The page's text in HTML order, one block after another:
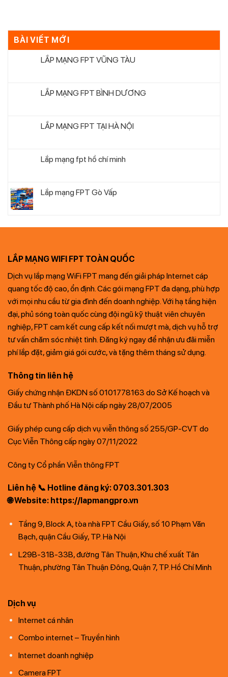
BÀI VIẾT MỚI
LẮP MẠNG FPT VŨNG TÀU
LẮP MẠNG FPT BÌNH DƯƠNG
LẮP MẠNG FPT TẠI HÀ NỘI
Lắp mạng fpt hồ chí minh
Lắp mạng FPT Gò Vấp
LẮP MẠNG WIFI FPT TOÀN QUỐC
Dịch vụ lắp mạng WiFi FPT mang đến giải pháp Internet cáp
quang tốc độ cao, ổn định. Các gói mạng FPT đa dạng, phù hợp
với mọi nhu cầu từ gia đình đến doanh nghiệp. Với hạ tầng hiện
đại, phủ sóng toàn quốc cùng đội ngũ kỹ thuật viên chuyên
nghiệp, FPT cam kết cung cấp kết nối mượt mà, dịch vụ hỗ trợ
tư vấn chăm sóc nhiệt tình. Đăng ký ngay để nhận ưu đãi miễn
phí lắp đặt, giảm giá gói cước, và tặng thêm tháng sử dụng.
Thông tin liên hệ
Giấy chứng nhận ĐKDN số 0101778163 do Sở Kế hoạch và
Đầu tư Thành phố Hà Nội cấp ngày 28/07/2005
Giấy phép cung cấp dịch vụ viễn thông số 255/GP-CVT do
Cục Viễn Thông cấp ngày 07/11/2022
Công ty Cổ phần Viễn thông FPT
Liên hệ 📞 Hotline đăng ký: 0703.301.303
🌐 Website: https://lapmangpro.vn
Tầng 9, Block A, tòa nhà FPT Cầu Giấy, số 10 Phạm Văn
Bạch, quận Cầu Giấy, TP. Hà Nội
L29B-31B-33B, đường Tân Thuận, Khu chế xuất Tân
Thuận, phường Tân Thuận Đông, Quận 7, TP. Hồ Chí Minh
Dịch vụ
Internet cá nhân
Combo internet – Truyền hình
Internet doanh nghiệp
Camera FPT